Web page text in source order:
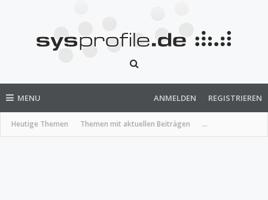
MENU
Heutige Themen Themen mit aktuellen Beiträgen ...
ANMELDEN REGISTRIEREN